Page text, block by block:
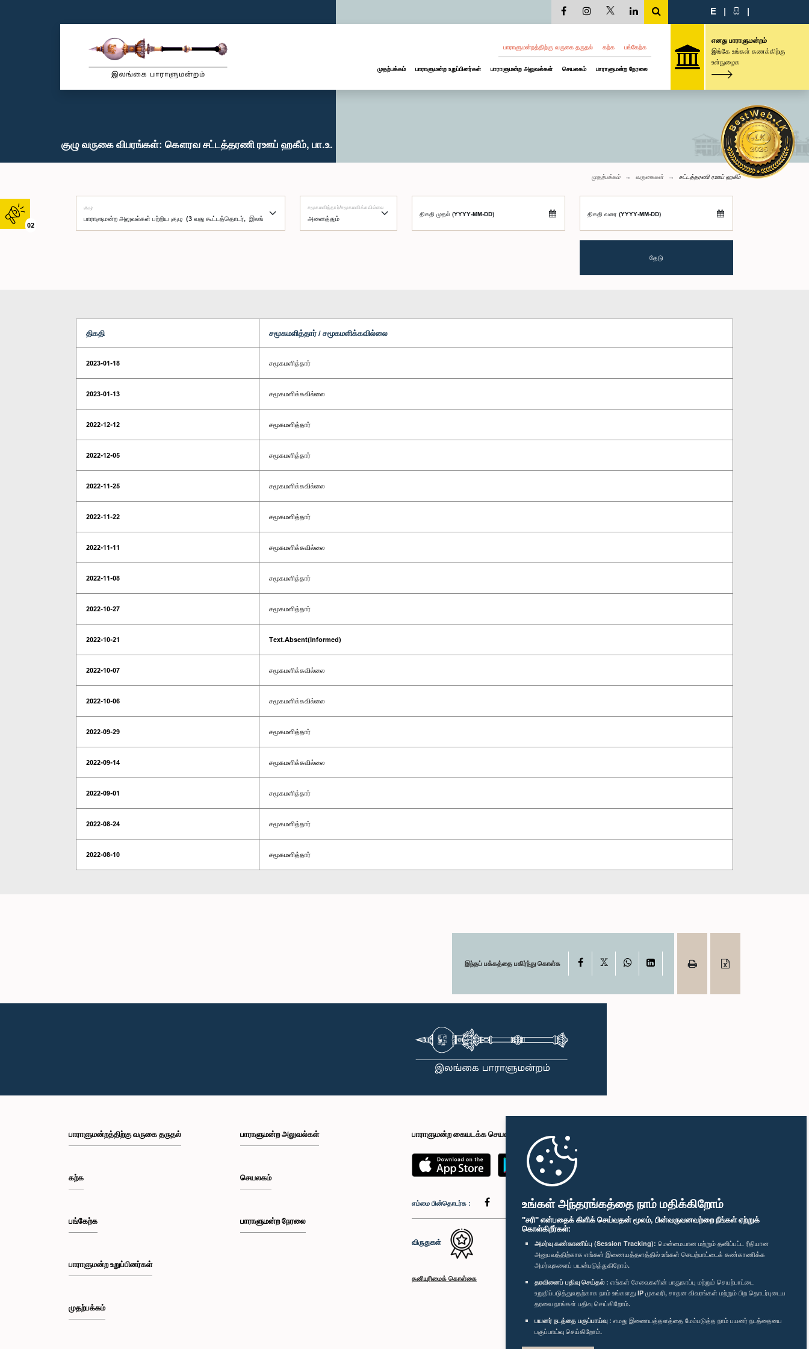
உங்கள் அந்தரங்கத்தை நாம் மதிக்கிறோம்
"சரி" என்பதைக் கிளிக் செய்வதன் மூலம், பின்வருவனவற்றை நீங்கள் ஏற்றுக்
கொள்கிறீர்கள்:
அமர்வு கண்காணிப்பு (Session Tracking): மென்மையான மற்றும் தனிப்பட்ட ரீதியான
அனுபவத்திற்காக எங்கள் இணையத்தளத்தில் உங்கள் செயற்பாட்டைக் கண்காணிக்க
அமர்வுகளைப் பயன்படுத்துகிறோம்.
தரவினைப் பதிவு செய்தல் : எங்கள் சேவைகளின் பாதுகாப்பு மற்றும் செயற்பாட்டை
உறுதிப்படுத்துவதற்காக நாம் உங்களது IP முகவரி, சாதன விவரங்கள் மற்றும் பிற தொடர்புடைய
தரவை நாங்கள் பதிவு செய்கிறோம்.
பயனர் நடத்தை பகுப்பாய்வு : எமது இணையத்தளத்தை மேம்படுத்த நாம் பயனர் நடத்தையை
பகுப்பாய்வு செய்கிறோம்.
02
E | සි |
பாராளுமன்றத்திற்கு வருகை தருதல் கற்க பங்கேற்க
முதற்பக்கம் பாராளுமன்ற உறுப்பினர்கள் பாராளுமன்ற அலுவல்கள் செயலகம் பாராளுமன்ற நேரலை
எனது பாராளுமன்றம்
இங்கே உங்கள் கணக்கிற்கு
உள்நுழைக
குழு வருகை விபரங்கள்: கௌரவ சட்டத்தரணி ரஊப் ஹகீம், பா.உ.
முதற்பக்கம் வருகைகள் சட்டத்தரணி ரஊப் ஹகீம்
குழு சமூகமளித்தார்/சமூகமளிக்கவில்லை
திகதி முதல் (YYYY-MM-DD) திகதி வரை (YYYY-MM-DD)
தேடு
திகதி சமூகமளித்தார் / சமூகமளிக்கவில்லை
2023-01-18 சமூகமளித்தார்
2023-01-13 சமூகமளிக்கவில்லை
2022-12-12 சமூகமளித்தார்
2022-12-05 சமூகமளித்தார்
2022-11-25 சமூகமளிக்கவில்லை
2022-11-22 சமூகமளித்தார்
2022-11-11 சமூகமளிக்கவில்லை
2022-11-08 சமூகமளித்தார்
2022-10-27 சமூகமளித்தார்
2022-10-21 Text.Absent(Informed)
2022-10-07 சமூகமளிக்கவில்லை
2022-10-06 சமூகமளிக்கவில்லை
2022-09-29 சமூகமளித்தார்
2022-09-14 சமூகமளிக்கவில்லை
2022-09-01 சமூகமளித்தார்
2022-08-24 சமூகமளித்தார்
2022-08-10 சமூகமளித்தார்
இந்தப் பக்கத்தை பகிர்ந்து கொள்க Facebook WhatsAppLinkedIn
பாராளுமன்றத்திற்கு வருகை தருதல்
கற்க
பங்கேற்க
பாராளுமன்ற உறுப்பினர்கள்
முதற்பக்கம்
பாராளுமன்ற அலுவல்கள்
செயலகம்
பாராளுமன்ற நேரலை
பாராளுமன்ற கையடக்க செயலி
எம்மை பின்தொடர்க :
விருதுகள்
தனியுரிமைக் கொள்கை